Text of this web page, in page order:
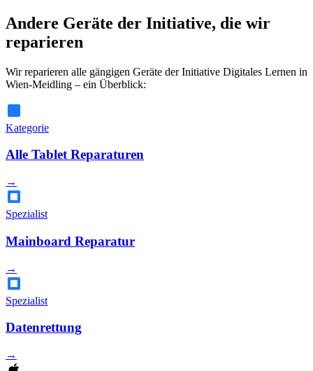
Andere Geräte der Initiative, die wir
reparieren
Wir reparieren alle gängigen Geräte der Initiative Digitales Lernen in
Wien-Meidling – ein Überblick:
Kategorie
Alle Tablet Reparaturen
→
Spezialist
Mainboard Reparatur
→
Spezialist
Datenrettung
→